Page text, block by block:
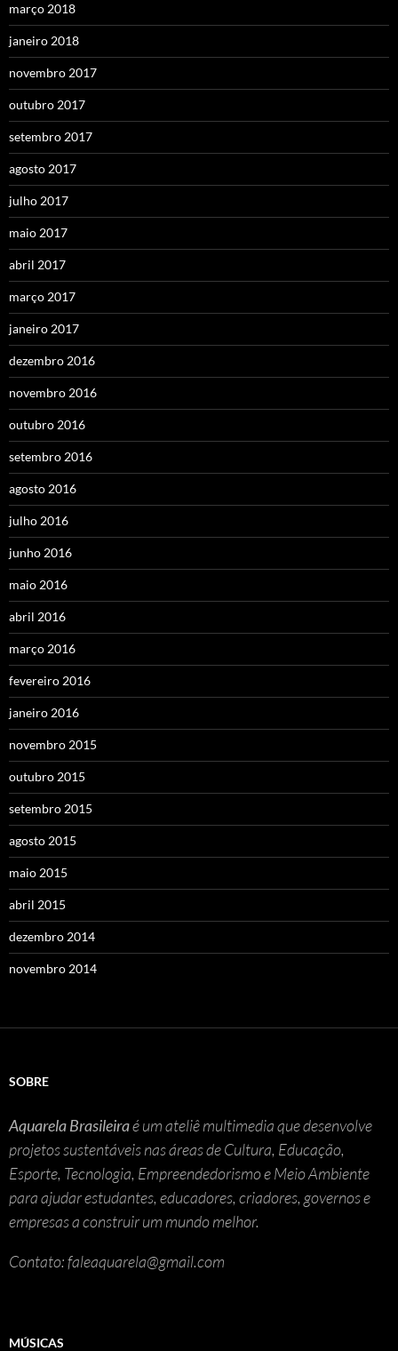
março 2018
janeiro 2018
novembro 2017
outubro 2017
setembro 2017
agosto 2017
julho 2017
maio 2017
abril 2017
março 2017
janeiro 2017
dezembro 2016
novembro 2016
outubro 2016
setembro 2016
agosto 2016
julho 2016
junho 2016
maio 2016
abril 2016
março 2016
fevereiro 2016
janeiro 2016
novembro 2015
outubro 2015
setembro 2015
agosto 2015
maio 2015
abril 2015
dezembro 2014
novembro 2014
SOBRE
Aquarela Brasileiraé um ateliê multimedia que desenvolve
projetos sustentáveis nas áreas de Cultura, Educação,
Esporte, Tecnologia, Empreendedorismo e Meio Ambiente
para ajudar estudantes, educadores, criadores, governos e
empresas a construir um mundo melhor.
Contato: faleaquarela@gmail.com
MÚSICAS